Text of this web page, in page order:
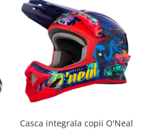
Casca integrala copii O'Neal